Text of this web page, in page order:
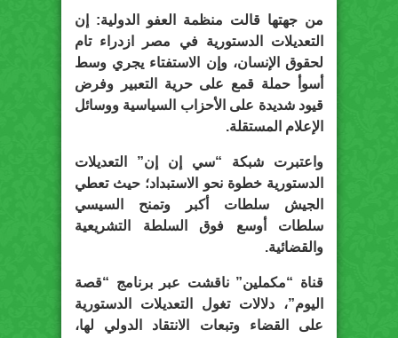
من جهتها قالت منظمة العفو الدولية: إن
التعديلات الدستورية في مصر ازدراء تام
لحقوق الإنسان، وإن الاستفتاء يجري وسط
أسوأ حملة قمع على حرية التعبير وفرض
قيود شديدة على الأحزاب السياسية ووسائل
الإعلام المستقلة.
واعتبرت شبكة “سي إن إن” التعديلات
الدستورية خطوة نحو الاستبداد؛ حيث تعطي
الجيش سلطات أكبر وتمنح السيسي
سلطات أوسع فوق السلطة التشريعية
والقضائية.
قناة “مكملين” ناقشت عبر برنامج “قصة
اليوم”، دلالات تغول التعديلات الدستورية
على القضاء وتبعات الانتقاد الدولي لها،